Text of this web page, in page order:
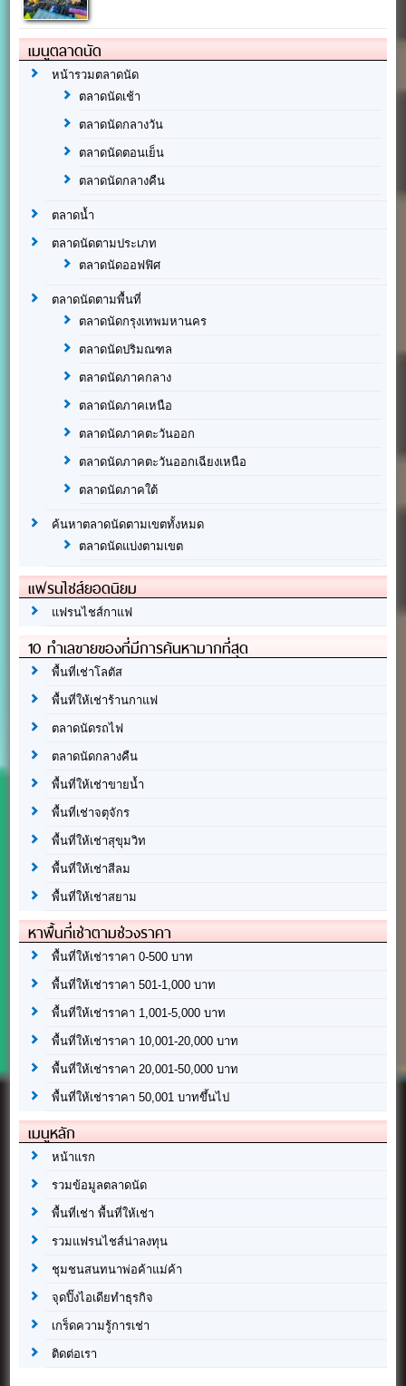
เมนูตลาดนัด
หน้ารวมตลาดนัด
ตลาดนัดเช้า
ตลาดนัดกลางวัน
ตลาดนัดตอนเย็น
ตลาดนัดกลางคืน
ตลาดน้ำ
ตลาดนัดตามประเภท
ตลาดนัดออฟฟิศ
ตลาดนัดตามพื้นที่
ตลาดนัดกรุงเทพมหานคร
ตลาดนัดปริมณฑล
ตลาดนัดภาคกลาง
ตลาดนัดภาคเหนือ
ตลาดนัดภาคตะวันออก
ตลาดนัดภาคตะวันออกเฉียงเหนือ
ตลาดนัดภาคใต้
ค้นหาตลาดนัดตามเขตทั้งหมด
ตลาดนัดแบ่งตามเขต
แฟรนไชส์ยอดนิยม
แฟรนไชส์กาแฟ
10 ทำเลขายของที่มีการค้นหามากที่สุด
พื้นที่เช่าโลตัส
พื้นที่ให้เช่าร้านกาแฟ
ตลาดนัดรถไฟ
ตลาดนัดกลางคืน
พื้นที่ให้เช่าขายน้ำ
พื้นที่เช่าจตุจักร
พื้นที่ให้เช่าสุขุมวิท
พื้นที่ให้เช่าสีลม
พื้นที่ให้เช่าสยาม
หาพื้นที่เช่าตามช่วงราคา
พื้นที่ให้เช่าราคา 0-500 บาท
พื้นที่ให้เช่าราคา 501-1,000 บาท
พื้นที่ให้เช่าราคา 1,001-5,000 บาท
พื้นที่ให้เช่าราคา 10,001-20,000 บาท
พื้นที่ให้เช่าราคา 20,001-50,000 บาท
พื้นที่ให้เช่าราคา 50,001 บาทขึ้นไป
เมนูหลัก
หน้าแรก
รวมข้อมูลตลาดนัด
พื้นที่เช่า พื้นที่ให้เช่า
รวมแฟรนไชส์น่าลงทุน
ชุมชนสนทนาพ่อค้าแม่ค้า
จุดปิ๊งไอเดียทำธุรกิจ
เกร็ดความรู้การเช่า
ติดต่อเรา